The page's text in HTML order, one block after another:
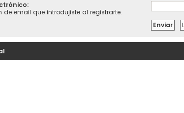
de email que introdujiste al registrarte.